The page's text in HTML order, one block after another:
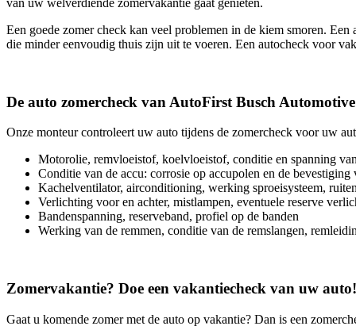
Een goede zomer check kan veel problemen in de kiem smoren.
die minder eenvoudig thuis zijn uit te voeren. Een autocheck voor
De auto zomercheck van AutoFirst Busch Automotive
Onze monteur controleert uw auto tijdens de zomercheck voor uw
Motorolie, remvloeistof, koelvloeistof, conditie en spanning
Conditie van de accu: corrosie op accupolen en de bevestiging
Kachelventilator, airconditioning, werking sproeisysteem,
Verlichting voor en achter, mistlampen, eventuele reserve
Bandenspanning, reserveband, profiel op de banden
Werking van de remmen, conditie van de remslangen,
Zomervakantie? Doe een vakantiecheck van uw auto!
Gaat u komende zomer met de auto op vakantie? Dan is een